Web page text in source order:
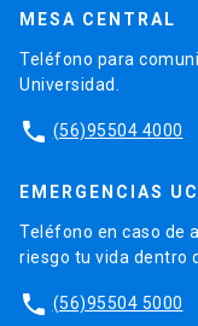
MESA CENTRAL
Teléfono para
Universidad.
phone (56)95504 4000
EMERGENCIAS UC
Teléfono en caso de
riesgo tu vida dentro
phone (56)95504 5000